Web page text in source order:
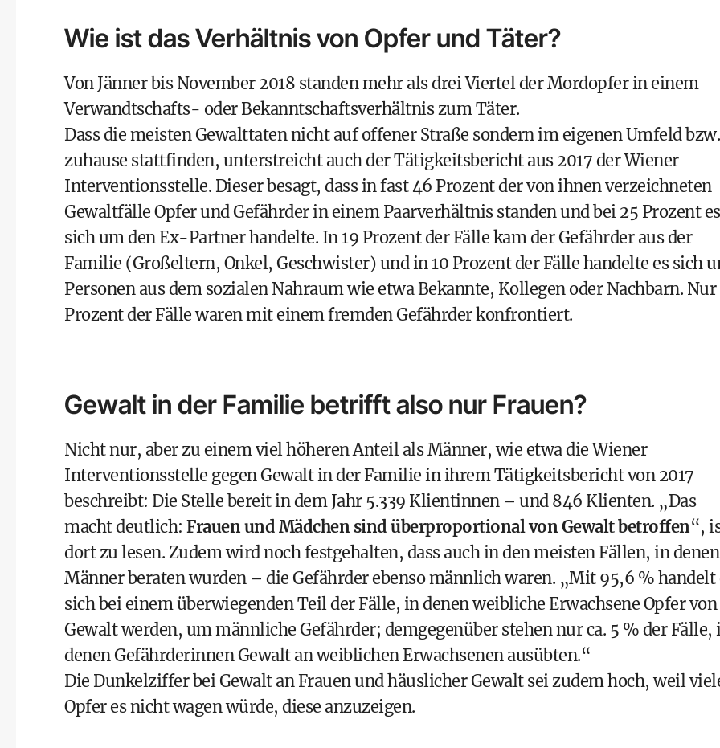
Wie ist das Verhältnis von Opfer und Täter?
Von Jänner bis November 2018 standen mehr als drei Viertel der Mordopfer in einem
Verwandtschafts- oder Bekanntschaftsverhältnis zum Täter.
Dass die meisten Gewalttaten nicht auf offener Straße sondern im eigenen Umfeld bzw.
zuhause stattfinden, unterstreicht auch der Tätigkeitsbericht aus 2017 der Wiener
Interventionsstelle. Dieser besagt, dass in fast 46 Prozent der von ihnen verzeichneten
Gewaltfälle Opfer und Gefährder in einem Paarverhältnis standen und bei 25 Prozent es
sich um den Ex-Partner handelte. In 19 Prozent der Fälle kam der Gefährder aus der
Familie (Großeltern, Onkel, Geschwister) und in 10 Prozent der Fälle handelte es sich
Personen aus dem sozialen Nahraum wie etwa Bekannte, Kollegen oder Nachbarn. Nur
Prozent der Fälle waren mit einem fremden Gefährder konfrontiert.
Gewalt in der Familie betrifft also nur Frauen?
Nicht nur, aber zu einem viel höheren Anteil als Männer, wie etwa die Wiener
Interventionsstelle gegen Gewalt in der Familie in ihrem Tätigkeitsbericht von 2017
beschreibt: Die Stelle bereit in dem Jahr 5.339 Klientinnen – und 846 Klienten. „Das
macht deutlich: Frauen und Mädchen sind überproportional von Gewalt betroffen“,
dort zu lesen. Zudem wird noch festgehalten, dass auch in den meisten Fällen, in denen
Männer beraten wurden – die Gefährder ebenso männlich waren. „Mit 95,6 % handelt
sich bei einem überwiegenden Teil der Fälle, in denen weibliche Erwachsene Opfer von
Gewalt werden, um männliche Gefährder; demgegenüber stehen nur ca. 5 % der Fälle,
denen Gefährderinnen Gewalt an weiblichen Erwachsenen ausübten.“
Die Dunkelziffer bei Gewalt an Frauen und häuslicher Gewalt sei zudem hoch, weil
Opfer es nicht wagen würde, diese anzuzeigen.